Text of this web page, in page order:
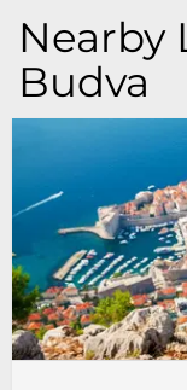
Nearby
Budva